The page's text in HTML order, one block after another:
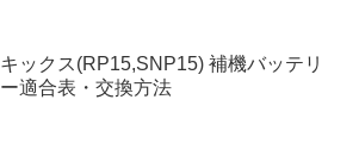
キックス(RP15,SNP15) 補機バッテリ
ー適合表・交換方法